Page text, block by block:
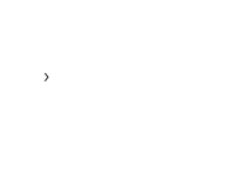
›